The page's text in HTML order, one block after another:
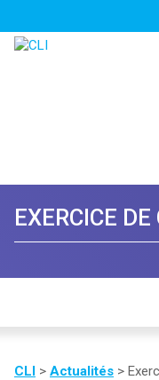
28
23
contacter
EXERCICE
CLI > Actualités >